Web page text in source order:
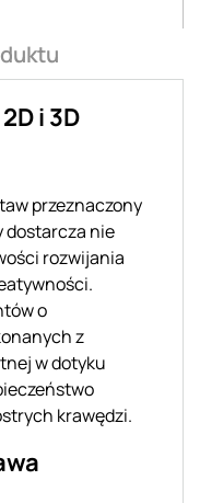
i 3D
przeznaczony
dostarcza nie
rozwijania
o
z
w dotyku
krawędzi.